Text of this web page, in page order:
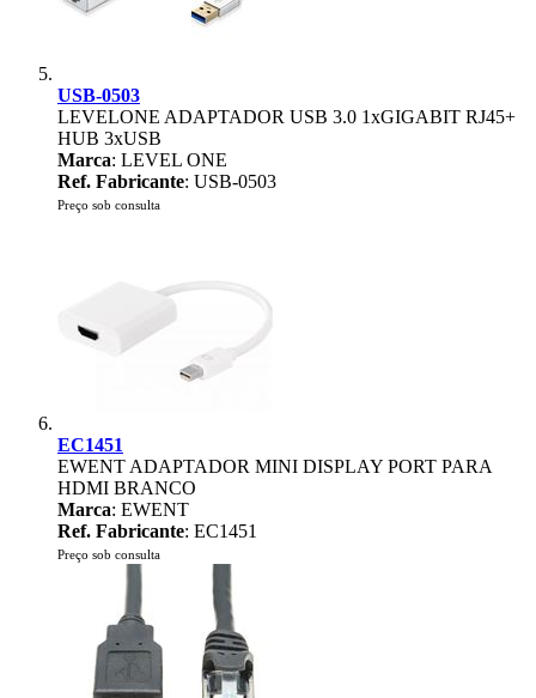
USB-0503
LEVELONE ADAPTADOR USB 3.0 1xGIGABIT RJ45+
HUB 3xUSB
Marca: LEVEL ONE
Ref. Fabricante: USB-0503
Preço sob consulta
EC1451
EWENT ADAPTADOR MINI DISPLAY PORT PARA
HDMI BRANCO
Marca: EWENT
Ref. Fabricante: EC1451
Preço sob consulta